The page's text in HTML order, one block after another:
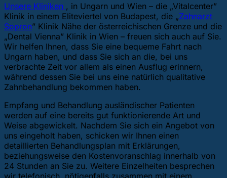
Unsere Kliniken , in Ungarn und Wien – die „Vitalcenter”
Klinik in einem Eliteviertel von Budapest, die „Zahnarzt
Sopron” Klinik Nähe der österreichischen Grenze und die
„Dental Vienna” Klinik in Wien – freuen sich auch auf Sie.
Wir helfen Ihnen, dass Sie eine bequeme Fahrt nach
Ungarn haben, und dass Sie sich an die, bei uns
verbrachte Zeit vor allem als einen Ausflug erinnern,
während dessen Sie bei uns eine natürlich qualitative
Zahnbehandlung bekommen haben.
Empfang und Behandlung ausländischer Patienten
werden auf eine bereits gut funktionierende Art und
Weise abgewickelt. Nachdem Sie sich ein Angebot von
uns eingeholt haben, schicken wir Ihnen einen
detaillierten Behandlungsplan mit Erklärungen,
beziehungsweise den Kostenvoranschlag innerhalb von
24 Stunden an Sie zu. Weitere Einzelheiten besprechen
wir telefonisch, nötigenfalls zusammen mit einem